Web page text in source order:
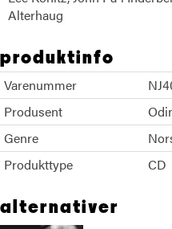
Alterhaug
produktinfo
Varenummer
Produsent
Genre
Produkttype
CD
alternativer